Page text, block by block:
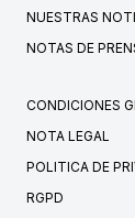
NUESTRAS
NOTAS DE
CONDICIONES
NOTA LEGAL
POLITICA DE
RGPD